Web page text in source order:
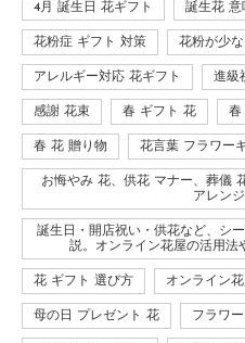
4月 誕生日 花ギフト 誕生花 意
花粉症 ギフト 対策 花粉が少
アレルギー対応 花ギフト 進級
感謝 花束 春 ギフト 花 春
春 花 贈り物 花言葉 フラワー
お悔やみ 花、供花 マナー、葬儀
アレン
誕生日・開店祝い・供花など、シ
説。オンライン花屋の活用法
花 ギフト 選び方 オンライン花
母の日 プレゼント 花 フラワ